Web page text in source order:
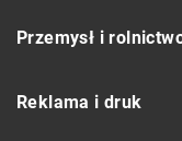
Przemysł i
Reklama i druk